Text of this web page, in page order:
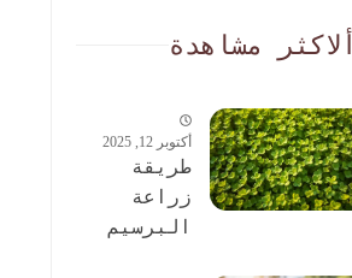
ألاكثر مشاهدة
أكتوبر 12, 2025
طريقة
زراعة
البرسيم